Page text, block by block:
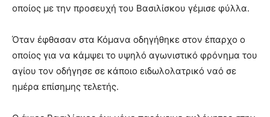
οποίος με την προσευχή του Βασιλίσκου γέμισε φύλλα.
Όταν έφθασαν στα Κόμανα οδηγήθηκε στον έπαρχο ο
οποίος για να κάμψει το υψηλό αγωνιστικό φρόνημα του
αγίου τον οδήγησε σε κάποιο ειδωλολατρικό ναό σε
ημέρα επίσημης τελετής.